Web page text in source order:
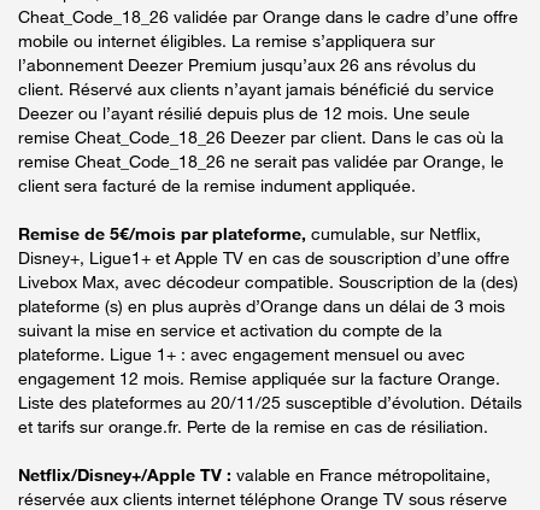
Cheat_Code_18_26 validée par Orange dans le cadre d’une offre
mobile ou internet éligibles. La remise s’appliquera sur
l’abonnement Deezer Premium jusqu’aux 26 ans révolus du
client. Réservé aux clients n’ayant jamais bénéficié du service
Deezer ou l’ayant résilié depuis plus de 12 mois. Une seule
remise Cheat_Code_18_26 Deezer par client. Dans le cas où la
remise Cheat_Code_18_26 ne serait pas validée par Orange, le
client sera facturé de la remise indument appliquée.
Remise de 5€/mois par plateforme, cumulable, sur Netflix,
Disney+, Ligue1+ et Apple TV en cas de souscription d’une offre
Livebox Max, avec décodeur compatible. Souscription de la (des)
plateforme (s) en plus auprès d’Orange dans un délai de 3 mois
suivant la mise en service et activation du compte de la
plateforme. Ligue 1+ : avec engagement mensuel ou avec
engagement 12 mois. Remise appliquée sur la facture Orange.
Liste des plateformes au 20/11/25 susceptible d’évolution. Détails
et tarifs sur orange.fr. Perte de la remise en cas de résiliation.
Netflix/Disney+/Apple TV : valable en France métropolitaine,
réservée aux clients internet téléphone Orange TV sous réserve